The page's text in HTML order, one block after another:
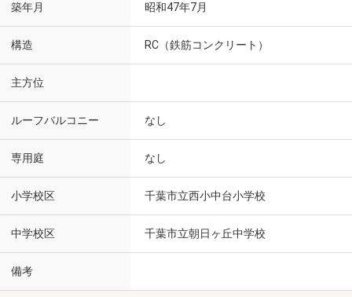
築年月 昭和47年7月
構造 RC（鉄筋コンクリート）
主方位
ルーフバルコニー なし
専用庭 なし
小学校区 千葉市立西小中台小学校
中学校区 千葉市立朝日ヶ丘中学校
備考